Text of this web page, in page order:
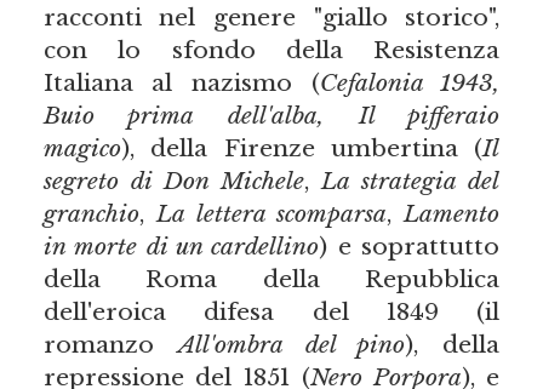
racconti nel genere "giallo storico",
con lo sfondo della Resistenza
Italiana al nazismo (Cefalonia 1943,
Buio prima dell'alba, Il pifferaio
magico), della Firenze umbertina (Il
segreto di Don Michele, La strategia del
granchio, La lettera scomparsa, Lamento
in morte di un cardellino) e soprattutto
della Roma della Repubblica
dell'eroica difesa del 1849 (il
romanzoAll'ombra del pino), della
repressione del 1851 (Nero Porpora), e